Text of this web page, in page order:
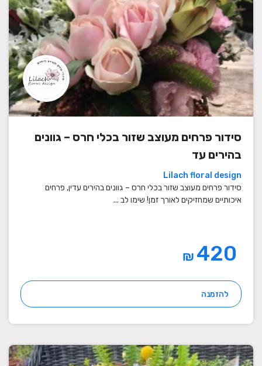
סידור פרחים מעוצב שזור בכלי חרס – גוונים
בהירים עד
Lilach floral design
סידור פרחים מעוצב שזור בכלי חרס – גוונים בהירים עדין, פרחים
איכותיים שמחזיקים לאורך זמן! שימו לב ...
₪
להזמנה